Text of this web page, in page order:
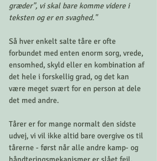
græder", vi skal bare komme videre i
teksten og er en svaghed."
Så hver enkelt salte tåre er ofte
forbundet med enten enorm sorg, vrede,
ensomhed, skyld eller en kombination af
det hele i forskellig grad, og det kan
være meget svært for en person at dele
det med andre.
Tårer er for mange normalt den sidste
udvej, vi vil ikke altid bare overgive os til
tårerne - først når alle andre kamp- og